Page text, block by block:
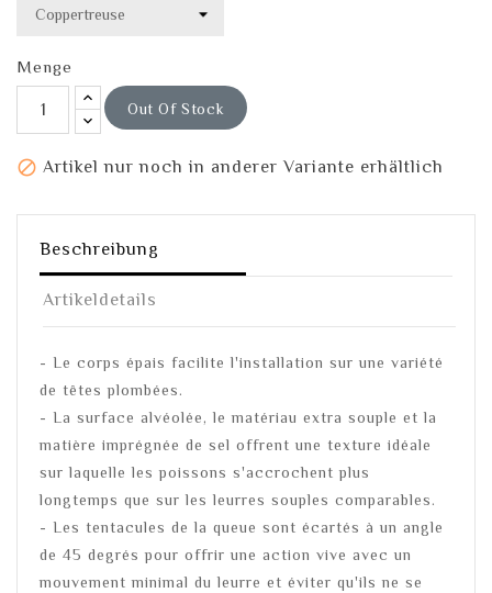
Menge
Out Of Stock
 Artikel nur noch in anderer Variante erhältlich
Beschreibung
Artikeldetails
- Le corps épais facilite l'installation sur une variété
de têtes plombées.
- La surface alvéolée, le matériau extra souple et la
matière imprégnée de sel offrent une texture idéale
sur laquelle les poissons s'accrochent plus
longtemps que sur les leurres souples comparables.
- Les tentacules de la queue sont écartés à un angle
de 45 degrés pour offrir une action vive avec un
mouvement minimal du leurre et éviter qu'ils ne se